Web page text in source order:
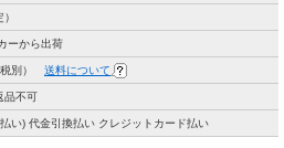
ーから出荷
税別） 送料について
品不可
い) 代金引換払い クレジットカード払い